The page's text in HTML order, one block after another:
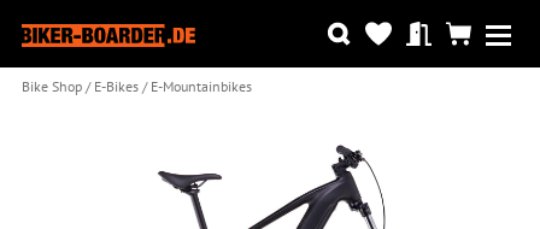
Bike Shop E-Bikes E-Mountainbikes